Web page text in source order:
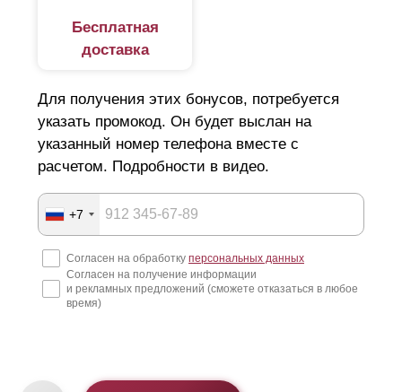
Бесплатная
доставка
Для получения этих бонусов, потребуется
указать промокод. Он будет выслан на
указанный номер телефона вместе с
расчетом. Подробности в видео.
+7
Согласен на обработку персональных данных
Согласен на получение информации
и рекламных предложений (сможете отказаться в любое
время)